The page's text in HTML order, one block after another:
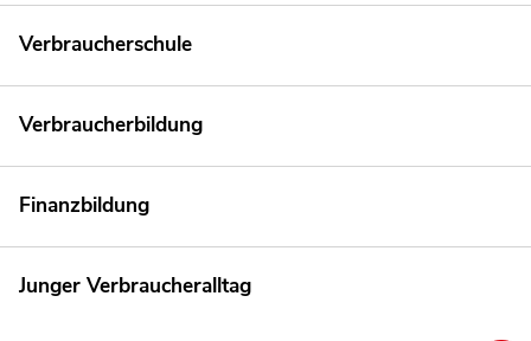
Verbraucherschule
Verbraucherbildung
Finanzbildung
Junger Verbraucheralltag